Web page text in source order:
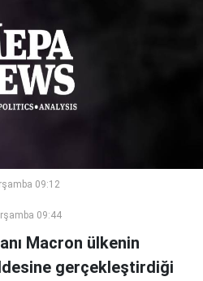
09:12
09:44
Macron ülkenin
gerçekleştirdiği